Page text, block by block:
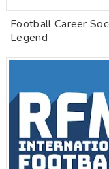
Football Career
Legend